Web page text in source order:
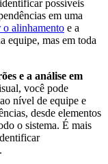
possíveis
em uma
o alinhamento e a
equipe, mas em toda
e a análise em
você pode
nível de equipe e
desde elementos
o sistema. É mais